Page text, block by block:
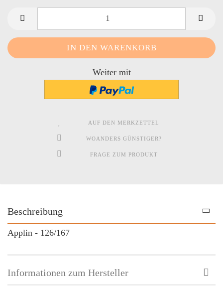
Weiter mit
AUF DEN MERKZETTEL
WOANDERS GÜNSTIGER?
FRAGE ZUM PRODUKT
Beschreibung
Applin - 126/167
Informationen zum Hersteller